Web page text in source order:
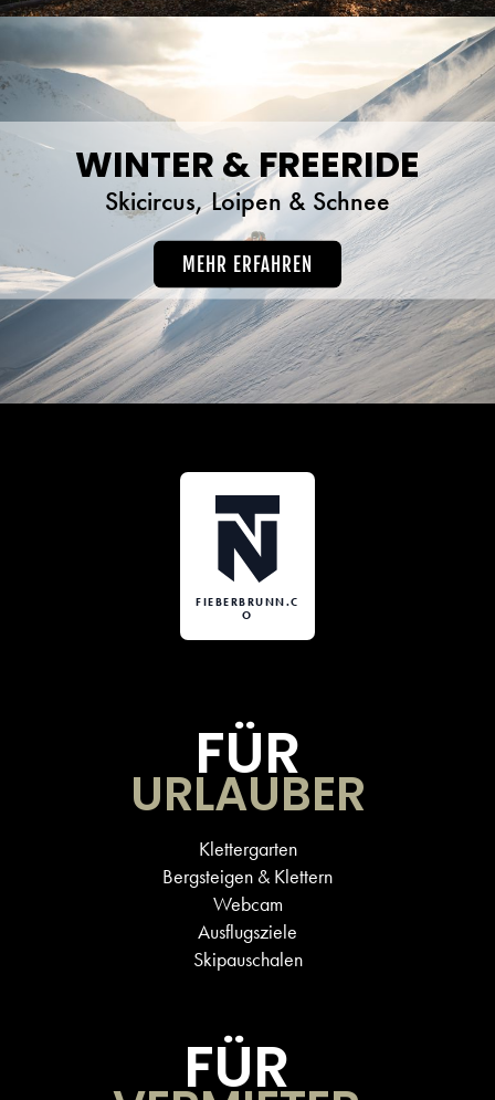
WINTER & FREERIDE
Skicircus, Loipen & Schnee
MEHR ERFAHREN
FIEBERBRUNN.C
O
FÜR
URLAUBER
Klettergarten
Bergsteigen & Klettern
Webcam
Ausflugsziele
Skipauschalen
FÜR